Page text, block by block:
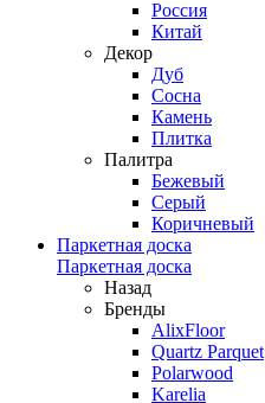
Россия
Китай
Декор
Дуб
Сосна
Камень
Плитка
Палитра
Бежевый
Серый
Коричневый
Паркетная доска
Паркетная доска
Назад
Бренды
AlixFloor
Quartz Parquet
Polarwood
Karelia